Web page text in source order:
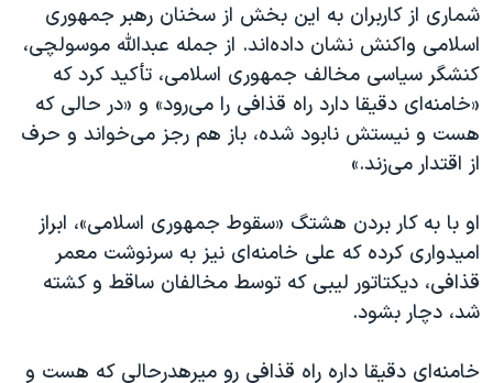
شماری از کاربران به این بخش از سخنان رهبر جمهوری
اسلامی واکنش نشان داده‌اند. از جمله عبدالله موسولچی،
کنشگر سیاسی مخالف جمهوری اسلامی، تأکید کرد که
«خامنه‌ای دقیقا دارد راه قذافی را می‌رود» و «در حالی که
هست و نیستش نابود شده، باز هم رجز می‌خواند و حرف
از اقتدار می‌زند.»
او با به کار بردن هشتگ «سقوط جمهوری اسلامی»، ابراز
امیدواری کرده که علی خامنه‌ای نیز به سرنوشت معمر
قذافی، دیکتاتور لیبی که توسط مخالفان ساقط و کشته
شد، دچار بشود.
خامنه‌ای دقیقا داره راه قذافی رو میرهدرحالی که هست و